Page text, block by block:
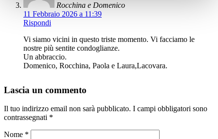
Rocchina e Domenico
11 Febbraio 2026 a 11:39
Rispondi
Vi siamo vicini in questo triste momento. Vi facciamo le
nostre più sentite condoglianze.
Un abbraccio.
Domenico, Rocchina, Paola e Laura,Lacovara.
Lascia un commento
Il tuo indirizzo email non sarà pubblicato. I campi obbligatori sono
contrassegnati *
Nome *